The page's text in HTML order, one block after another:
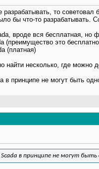
то
бы что-то разрабатывать.
вроде вся бесплатная, но
(преимущество это
(платная)
найти несколько, где можно
в принципе не могут быть
Scada в принципе не могут